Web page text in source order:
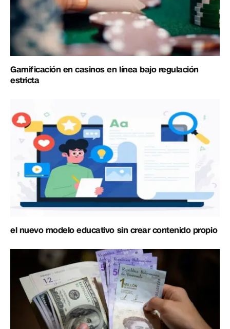
Gamificación en casinos en línea bajo regulación
estricta
el nuevo modelo educativo sin crear contenido propio